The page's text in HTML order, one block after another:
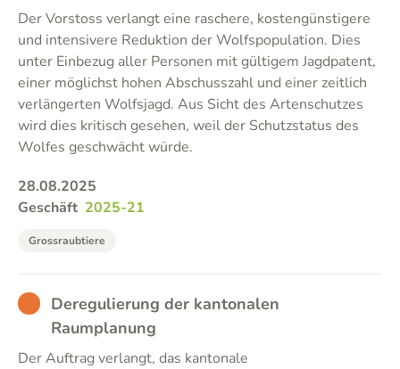
Der Vorstoss verlangt eine raschere, kostengünstigere
und intensivere Reduktion der Wolfspopulation. Dies
unter Einbezug aller Personen mit gültigem Jagdpatent,
einer möglichst hohen Abschusszahl und einer zeitlich
verlängerten Wolfsjagd. Aus Sicht des Artenschutzes
wird dies kritisch gesehen, weil der Schutzstatus des
Wolfes geschwächt würde.
28.08.2025
Geschäft 2025-21
Grossraubtiere
BAD Deregulierung der kantonalen
Raumplanung
Der Auftrag verlangt, das kantonale